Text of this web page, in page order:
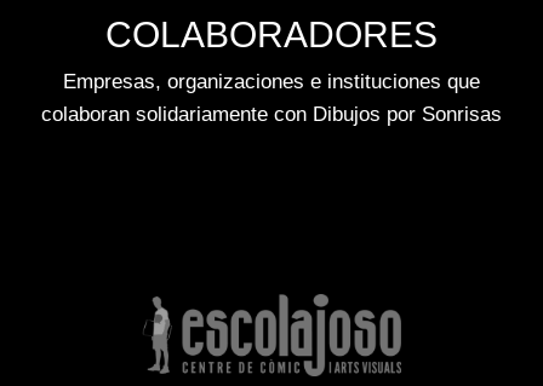
COLABORADORES
Empresas, organizaciones e instituciones que
colaboran solidariamente con Dibujos por Sonrisas